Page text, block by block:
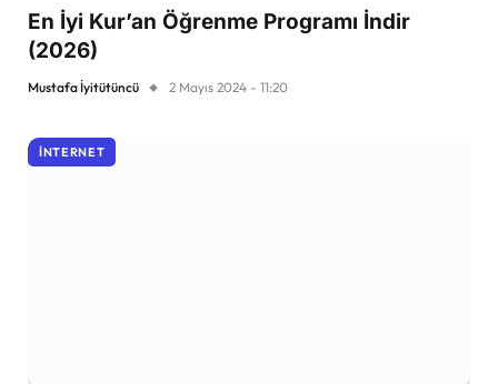
En İyi Kur’an Öğrenme Programı İndir
(2026)
Mustafa İyitütüncü 2 Mayıs 2024 - 11:20
İNTERNET